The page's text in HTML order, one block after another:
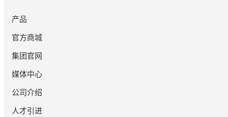
产品
官方商城
集团官网
媒体中心
公司介绍
人才引进